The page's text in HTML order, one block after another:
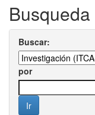
Busqueda
Buscar:
por